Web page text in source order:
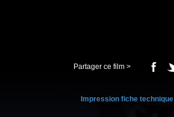
Partager ce film >
Impression fiche technique